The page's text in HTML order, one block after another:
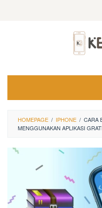
HOMEPAGE / IPHONE / CARA
MENGGUNAKAN APLIKASI